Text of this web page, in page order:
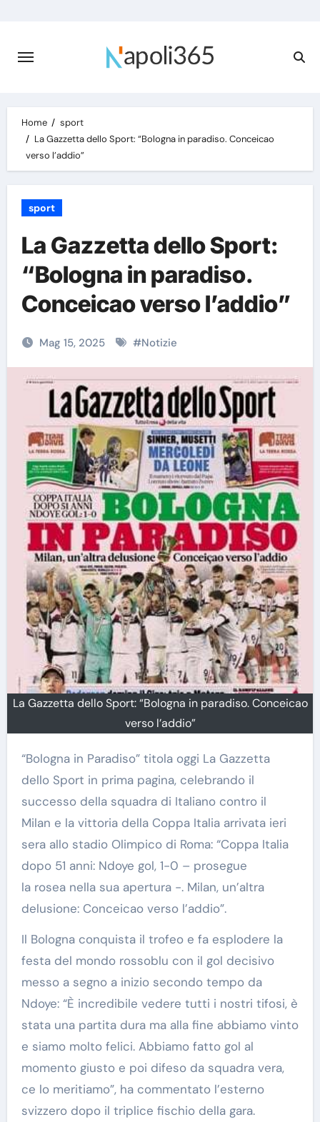
content
Home
sport
La Gazzetta dello Sport: “Bologna in paradiso. Conceicao
verso l’addio”
sport
La Gazzetta dello Sport:
“Bologna in paradiso.
Conceicao verso l’addio”
Mag 15, 2025 #Notizie
La Gazzetta dello Sport: “Bologna in paradiso. Conceicao
verso l’addio”
“Bologna in Paradiso” titola oggi La Gazzetta
dello Sport in prima pagina, celebrando il
successo della squadra di Italiano contro il
Milan e la vittoria della Coppa Italia arrivata ieri
sera allo stadio Olimpico di Roma: “Coppa Italia
dopo 51 anni: Ndoye gol, 1-0 – prosegue
la rosea nella sua apertura -. Milan, un’altra
delusione: Conceicao verso l’addio”.
Il Bologna conquista il trofeo e fa esplodere la
festa del mondo rossoblu con il gol decisivo
messo a segno a inizio secondo tempo da
Ndoye: “È incredibile vedere tutti i nostri tifosi, è
stata una partita dura ma alla fine abbiamo vinto
e siamo molto felici. Abbiamo fatto gol al
momento giusto e poi difeso da squadra vera,
ce lo meritiamo”, ha commentato l’esterno
svizzero dopo il triplice fischio della gara.